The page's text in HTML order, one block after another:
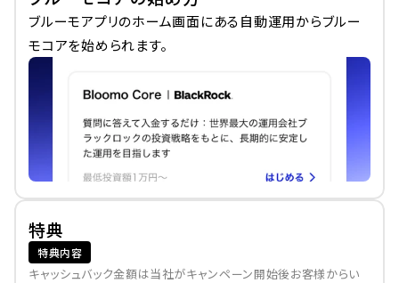
ブルーモアプリのホーム画面にある自動運用からブルー
モコアを始められます。
特典
特典内容
キャッシュバック金額は当社がキャンペーン開始後お客様からい